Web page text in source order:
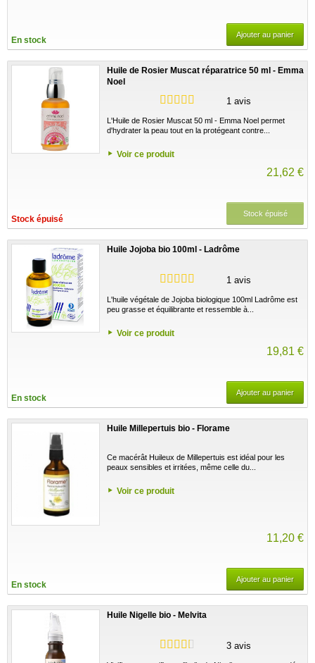
En stock
Ajouter au panier
Huile de Rosier Muscat réparatrice 50 ml - Emma
Noel
1 avis
L'Huile de Rosier Muscat 50 ml - Emma Noel permet
d'hydrater la peau tout en la protégeant contre...
Voir ce produit
21,62 €
Stock épuisé
Stock épuisé
Huile Jojoba bio 100ml - Ladrôme
1 avis
L'huile végétale de Jojoba biologique 100ml Ladrôme est
peu grasse et équilibrante et ressemble à...
Voir ce produit
19,81 €
En stock
Ajouter au panier
Huile Millepertuis bio - Florame
Ce macérât Huileux de Millepertuis est idéal pour les
peaux sensibles et irritées, même celle du...
Voir ce produit
11,20 €
En stock
Ajouter au panier
Huile Nigelle bio - Melvita
3 avis